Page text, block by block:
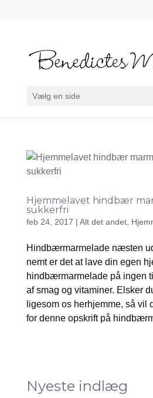
Vælg en side
Hjemmelavet hindbær
sukkerfri
feb 24, 2017 | Alt det andet,
Hindbærmarmelade næsten
nemt er det at lave din egen
hindbærmarmelade på ingen
af smag og vitaminer. Elsker
ligesom os herhjemme, så vil
for denne opskrift på
Nyeste indlæg